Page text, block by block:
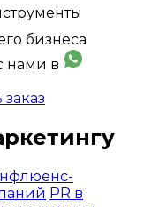
бизнеса
нами в
PR в